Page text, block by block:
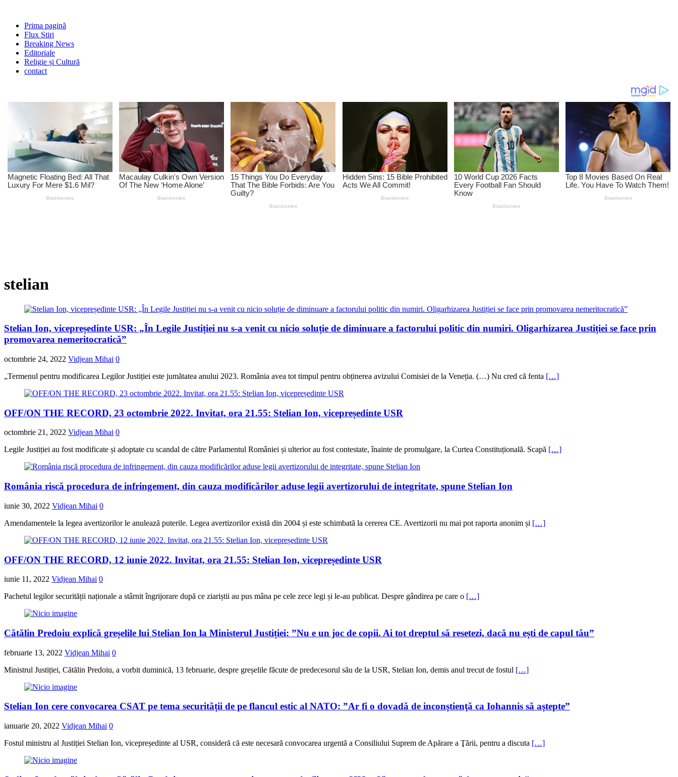
Prima pagină
Flux Stiri
Breaking News
Editoriale
Religie și Cultură
contact
stelian
Stelian Ion, vicepreședinte USR: „În Legile Justiției nu s-a venit cu nicio soluție de diminuare a factorului politic din numiri. Oligarhizarea Justiției se face prin
promovarea nemeritocratică”
octombrie 24, 2022 Vidjean Mihai 0
„Termenul pentru modificarea Legilor Justiției este jumătatea anului 2023. România avea tot timpul pentru obținerea avizului Comisiei de la Veneția. (…) Nu cred că fenta […]
OFF/ON THE RECORD, 23 octombrie 2022. Invitat, ora 21.55: Stelian Ion, vicepreședinte USR
octombrie 21, 2022 Vidjean Mihai 0
Legile Justiției au fost modificate și adoptate cu scandal de către Parlamentul României și ulterior au fost contestate, înainte de promulgare, la Curtea Constituțională. Scapă […]
România riscă procedura de infringement, din cauza modificărilor aduse legii avertizorului de integritate, spune Stelian Ion
iunie 30, 2022 Vidjean Mihai 0
Amendamentele la legea avertizorilor le anulează puterile. Legea avertizorilor există din 2004 și este schimbată la cererea CE. Avertizorii nu mai pot raporta anonim și […]
OFF/ON THE RECORD, 12 iunie 2022. Invitat, ora 21.55: Stelian Ion, vicepreședinte USR
iunie 11, 2022 Vidjean Mihai 0
Pachetul legilor securității naționale a stârnit îngrijorare după ce ziariștii au pus mâna pe cele zece legi și le-au publicat. Despre gândirea pe care o […]
Cătălin Predoiu explică greșelile lui Stelian Ion la Ministerul Justiției: ”Nu e un joc de copii. Ai tot dreptul să resetezi, dacă nu ești de capul tău”
februarie 13, 2022 Vidjean Mihai 0
Ministrul Justiției, Cătălin Predoiu, a vorbit duminică, 13 februarie, despre greșelile făcute de predecesorul său de la USR, Stelian Ion, demis anul trecut de fostul […]
Stelian Ion cere convocarea CSAT pe tema securității de pe flancul estic al NATO: ”Ar fi o dovadă de inconştienţă ca Iohannis să aştepte”
ianuarie 20, 2022 Vidjean Mihai 0
Fostul ministru al Justiției Stelian Ion, vicepreședinte al USR, consideră că este necesară convocarea urgentă a Consiliului Suprem de Apărare a Ţării, pentru a discuta […]